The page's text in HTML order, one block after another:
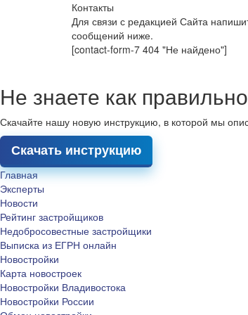
Контакты
Для связи с редакцией Сайта
сообщений ниже.
[contact-form-7 404 "Не найдено"]
Не знаете как
Скачайте нашу новую инструкцию, в которой мы
Скачать инструкцию
Главная
Эксперты
Новости
Рейтинг застройщиков
Недобросовестные застройщики
Выписка из ЕГРН онлайн
Новостройки
Карта новостроек
Новостройки Владивостока
Новостройки России